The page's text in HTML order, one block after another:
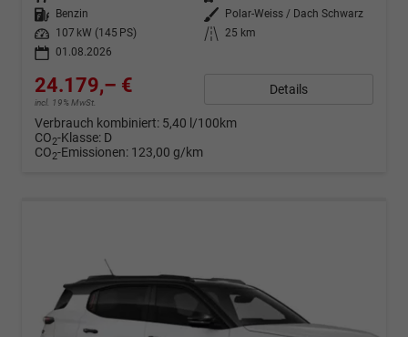
Kraftstoff
Benzin Außenfarbe
Polar-Weiss / Dach Schwarz
Leistung
107 kW (145 PS) Kilometerstand
25 km
01.08.2026
24.179,– €
incl. 19% MwSt.
Details
Verbrauch kombiniert: 5,40 l/100km
CO2-Klasse: D
CO2-Emissionen: 123,00 g/km